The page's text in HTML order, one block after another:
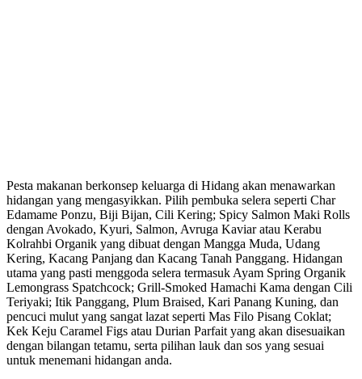
Pesta makanan berkonsep keluarga di Hidang akan menawarkan
hidangan yang mengasyikkan. Pilih pembuka selera seperti Char
Edamame Ponzu, Biji Bijan, Cili Kering; Spicy Salmon Maki Rolls
dengan Avokado, Kyuri, Salmon, Avruga Kaviar atau Kerabu
Kolrahbi Organik yang dibuat dengan Mangga Muda, Udang
Kering, Kacang Panjang dan Kacang Tanah Panggang. Hidangan
utama yang pasti menggoda selera termasuk Ayam Spring Organik
Lemongrass Spatchcock; Grill-Smoked Hamachi Kama dengan Cili
Teriyaki; Itik Panggang, Plum Braised, Kari Panang Kuning, dan
pencuci mulut yang sangat lazat seperti Mas Filo Pisang Coklat;
Kek Keju Caramel Figs atau Durian Parfait yang akan disesuaikan
dengan bilangan tetamu, serta pilihan lauk dan sos yang sesuai
untuk menemani hidangan anda.